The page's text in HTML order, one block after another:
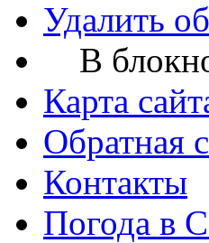
Удалить
В
Карта
Обратная
Контакты
Погода в